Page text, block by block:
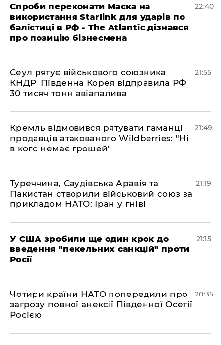
​Спроби переконати Маска на
використання Starlink для ударів по
балістиці в РФ - The Atlantic дізнався
про позицію бізнесмена
22:40
​Сеул рятує військового союзника
КНДР: Південна Корея відправила РФ
30 тисяч тонн авіапалива
21:55
​Кремль відмовився рятувати гаманці
продавців атакованого Wildberries: "Ні
в кого немає грошей"
21:49
​Туреччина, Саудівська Аравія та
Пакистан створили військовий союз за
прикладом НАТО: Іран у гніві
21:19
​У США зробили ще один крок до
введення "пекельних санкцій" проти
Росії
21:15
​Чотири країни НАТО попередили про
загрозу повної анексії Південної Осетії
Росією
20:35